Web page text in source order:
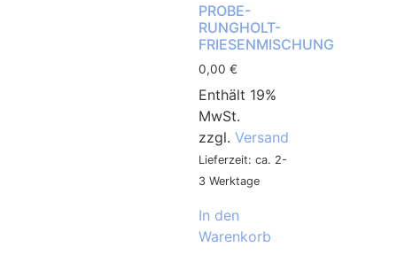
PROBE-
RUNGHOLT-
FRIESENMISCHUNG
0,00 €
Enthält 19%
MwSt.
zzgl. Versand
Lieferzeit: ca. 2-
3 Werktage
In den
Warenkorb